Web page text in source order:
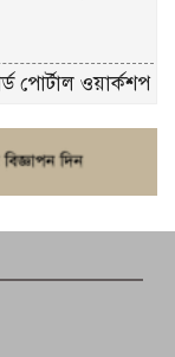
পোর্টাল ওয়ার্কশপ